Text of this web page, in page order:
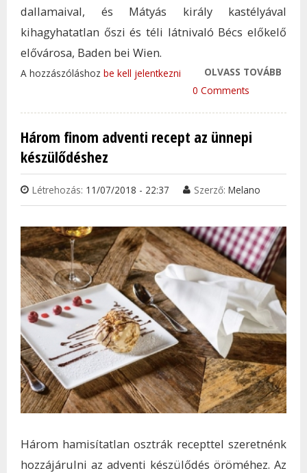
dallamaival, és Mátyás király kastélyával
kihagyhatatlan őszi és téli látnivaló Bécs előkelő
elővárosa, Baden bei Wien.
OLVASS TOVÁBB
A hozzászóláshoz be kell jelentkezni
0 Comments
Három finom adventi recept az ünnepi
készülődéshez
Létrehozás: 11/07/2018 - 22:37 Szerző: Melano
Három hamisítatlan osztrák recepttel szeretnénk
hozzájárulni az adventi készülődés öröméhez. Az